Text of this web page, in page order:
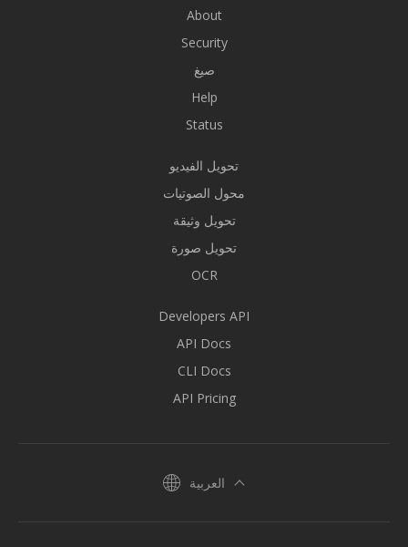
About
Security
صيغ
Help
Status
تحويل الفيديو
محول الصوتيات
تحويل وثيقة
تحويل صورة
OCR
Developers API
API Docs
CLI Docs
API Pricing
العربية